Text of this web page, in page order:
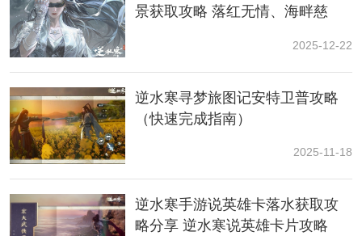
景获取攻略 落红无情、海畔慈
2025-12-22
逆水寒寻梦旅图记安特卫普攻略
（快速完成指南）
2025-11-18
逆水寒手游说英雄卡落水获取攻
略分享 逆水寒说英雄卡片攻略